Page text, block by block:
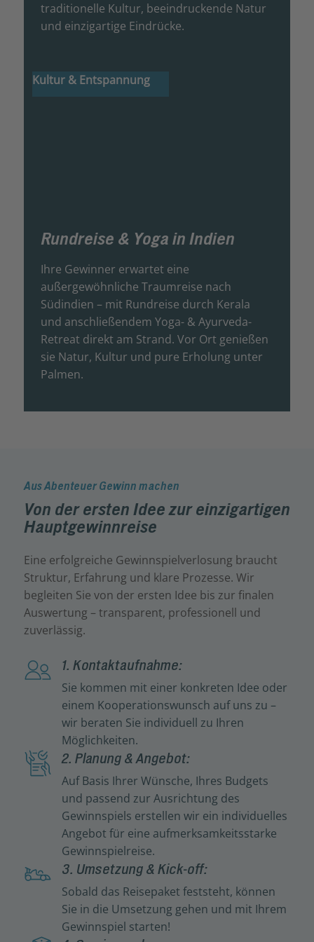
traditionelle Kultur, beeindruckende Natur
und einzigartige Eindrücke.
Kultur & Entspannung
Rundreise & Yoga in Indien
Ihre Gewinner erwartet eine
außergewöhnliche Traumreise nach
Südindien – mit Rundreise durch Kerala
und anschließendem Yoga- & Ayurveda-
Retreat direkt am Strand. Vor Ort genießen
sie Natur, Kultur und pure Erholung unter
Palmen.
Aus Abenteuer Gewinn machen
Von der ersten Idee zur einzigartigen
Hauptgewinnreise
Eine erfolgreiche Gewinnspielverlosung braucht
Struktur, Erfahrung und klare Prozesse. Wir
begleiten Sie von der ersten Idee bis zur finalen
Auswertung – transparent, professionell und
zuverlässig.
1. Kontaktaufnahme:
Sie kommen mit einer konkreten Idee oder
einem Kooperationswunsch auf uns zu –
wir beraten Sie individuell zu Ihren
Möglichkeiten.
2. Planung & Angebot:
Auf Basis Ihrer Wünsche, Ihres Budgets
und passend zur Ausrichtung des
Gewinnspiels erstellen wir ein individuelles
Angebot für eine aufmerksamkeitsstarke
Gewinnspielreise.
3. Umsetzung & Kick-off:
Sobald das Reisepaket feststeht, können
Sie in die Umsetzung gehen und mit Ihrem
Gewinnspiel starten!